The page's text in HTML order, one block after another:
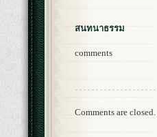
สนทนาธรรม
comments
Comments are closed.